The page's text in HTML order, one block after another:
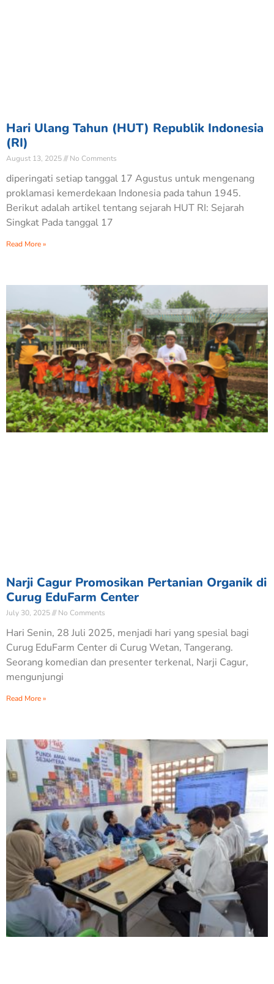
Hari Ulang Tahun (HUT) Republik Indonesia
(RI)
August 13, 2025 No Comments
diperingati setiap tanggal 17 Agustus untuk mengenang
proklamasi kemerdekaan Indonesia pada tahun 1945.
Berikut adalah artikel tentang sejarah HUT RI: Sejarah
Singkat Pada tanggal 17
Read More »
Narji Cagur Promosikan Pertanian Organik di
Curug EduFarm Center
July 30, 2025 No Comments
Hari Senin, 28 Juli 2025, menjadi hari yang spesial bagi
Curug EduFarm Center di Curug Wetan, Tangerang.
Seorang komedian dan presenter terkenal, Narji Cagur,
mengunjungi
Read More »